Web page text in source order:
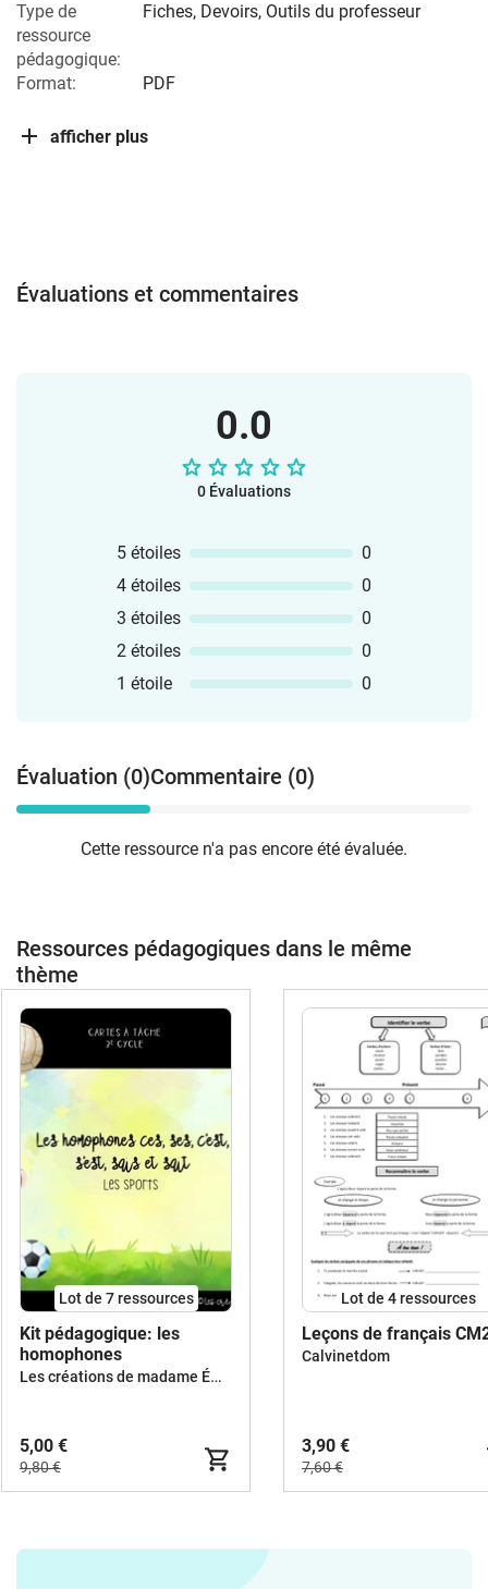
Type de
ressource
pédagogique:
Fiches, Devoirs, Outils du professeur
Format: PDF
afficher plus
Évaluations et commentaires
0.0
0 Évaluations
5 étoiles
0
4 étoiles
0
3 étoiles
0
2 étoiles
0
1 étoile
0
Évaluation (0)Commentaire (0)
Cette ressource n'a pas encore été évaluée.
Ressources pédagogiques dans le même
thème
Lot de 7 ressources
Kit pédagogique: les
homophones
Les créations de madame Émilie
5,00 €
9,80 €
Lot de 4 ressources
Leçons de français
Calvinetdom
3,90 €
7,60 €